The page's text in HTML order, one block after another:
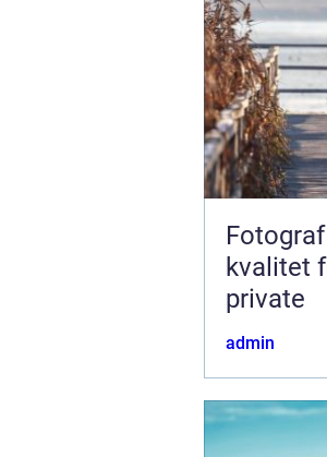
Fotograf i lund
kvalitet
private
admin